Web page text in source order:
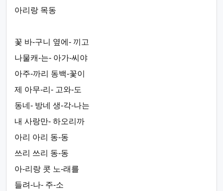
아리랑 목동
꽃 바-구니 옆에- 끼고
나물캐-는- 아가-씨야
아주-까리 동백-꽃이
제 아무-리- 고와-도
동네- 방네 생-각-나는
내 사랑만- 하오리까
아리 아리 동-동
쓰리 쓰리 동-동
아-리랑 콧 노-래를
들려-나- 주-소